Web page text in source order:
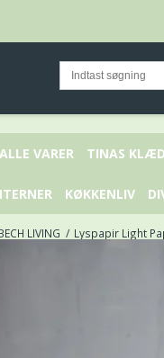
ALLE VARER TINAS
KØKKENLIV
LIVING / Lyspapir Light